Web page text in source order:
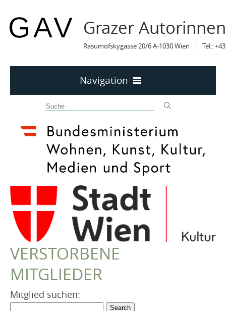
Grazer
Rasumofskygasse 20/6 A-1030 Wien | Tel.:
Navigation
MITTEILUNGEN
MITTEILUNGEN Archiv
TERMINE
TERMINE sortiert
LYRIK IM MÄRZ
MITGLIEDER
VEREIN
Robert Musil Gedenkraum
TERMINARCHIV
IN MEMORIAM
VERSTORBENE
MITGLIEDER
Mitglied suchen: